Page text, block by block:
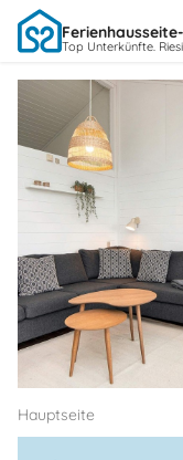
Top Unterkünfte.
Hauptseite